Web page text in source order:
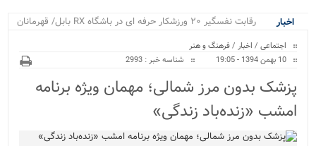
اخبار
رقابت نفسگیر ۲۰ ورزشکار حرفه ای در باشگاه RX بابل/ قهرمانان
کراسفیت شهرستان بابل...
اجتماعی / اخبار /فرهنگ و هنر
10 بهمن 1394 - 19:05
شناسه خبر : 2993
پزشک بدون مرز شمالی؛ مهمان ویژه برنامه
امشب «زنده‌باد زندگی»